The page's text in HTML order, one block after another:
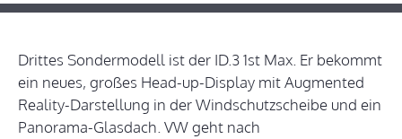
Drittes Sondermodell ist der ID.3 1st Max. Er bekommt
ein neues, großes Head-up-Display mit Augmented
Reality-Darstellung in der Windschutzscheibe und ein
Panorama-Glasdach. VW geht nach